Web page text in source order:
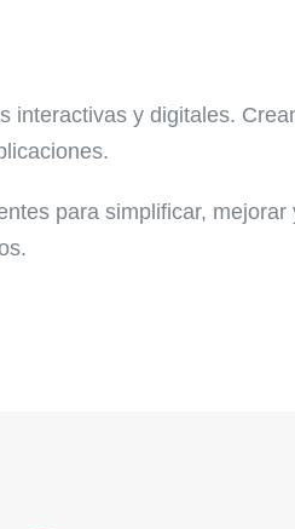
interactivas y digitales.
para simplificar, mejorar